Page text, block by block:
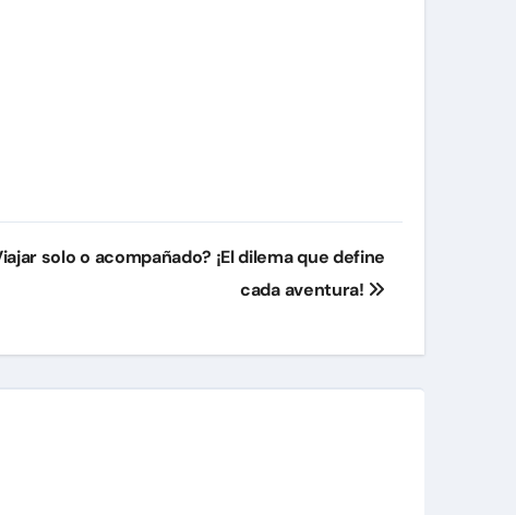
solo o acompañado? ¡El dilema que define
cada aventura!